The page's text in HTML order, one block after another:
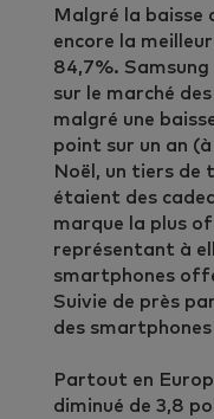
Malgré la baisse
encore la
84,7%. Samsung
sur le marché
malgré une
point sur un an
Noël, un tiers de
étaient des
marque la plus
représentant à
smartphones
Suivie de près
des
Partout en
diminué de 3,8